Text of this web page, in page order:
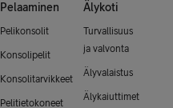
Pelaaminen
Pelikonsolit
Konsolipelit
Konsolitarvikkeet
Pelitietokoneet
Älykoti
Turvallisuus
ja valvonta
Älyvalaistus
Älykaiuttimet